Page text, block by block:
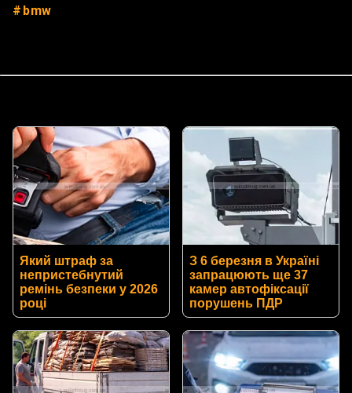
bmw
Який штраф за
непристебнутий
ремінь безпеки у 2026
році
З 6 березня в Україні
запрацюють ще 37
камер автофіксації
порушень ПДР